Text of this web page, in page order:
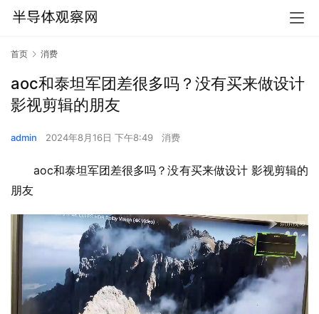
首页 消费
aoc和泰坦军团差很多吗？没有买来做设计
影视剪辑的朋友
admin 2024年8月16日 下午8:49 消费
aoc和泰坦军团差很多吗？没有买来做设计 影视剪辑的
朋友